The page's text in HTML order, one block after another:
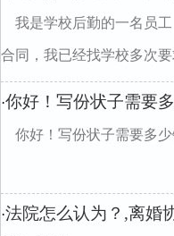
我是学校后勤的一名员
合同，我已经找学校多次
·你好！写份状子需要
你好！写份状子需要多少
·法院怎么认为？,离婚